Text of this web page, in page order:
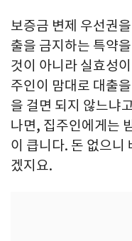
보증금 변제 우선권
출을 금지하는 특약
것이 아니라 실효성
주인이 맘대로 대출
을 걸면 되지 않느냐
나면, 집주인에게는
이 큽니다. 돈 없으니
겠지요.